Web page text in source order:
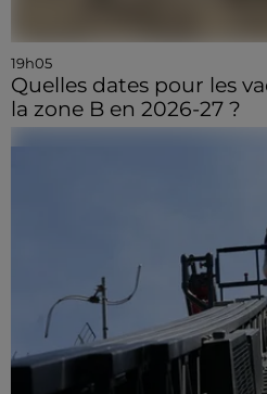
19h05
Quelles dates pour les
la zone B en 2026-27 ?